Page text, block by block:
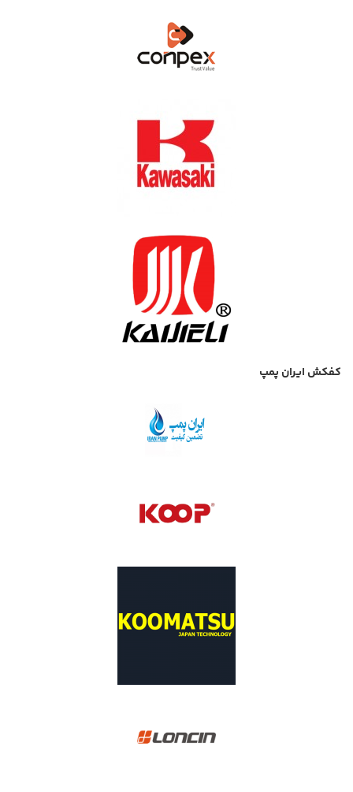
کفکش ایران پمپ